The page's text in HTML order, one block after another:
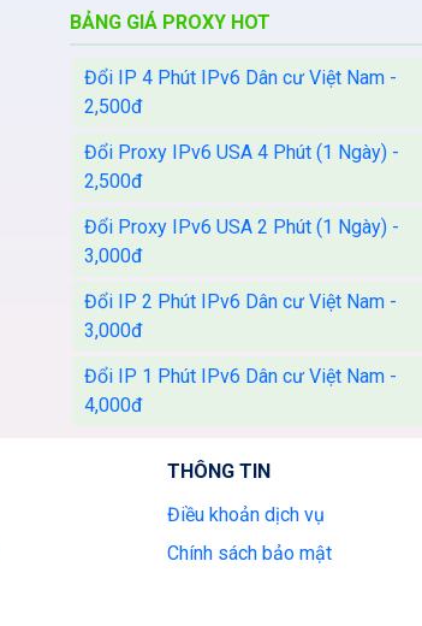
BẢNG GIÁ PROXY HOT
Đổi IP 4 Phút IPv6 Dân cư Việt Nam -
2,500đ
Đổi Proxy IPv6 USA 4 Phút (1 Ngày) -
2,500đ
Đổi Proxy IPv6 USA 2 Phút (1 Ngày) -
3,000đ
Đổi IP 2 Phút IPv6 Dân cư Việt Nam -
3,000đ
Đổi IP 1 Phút IPv6 Dân cư Việt Nam -
4,000đ
THÔNG TIN
Điều khoản dịch vụ
Chính sách bảo mật